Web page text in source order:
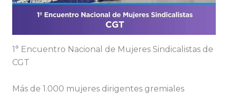
1° Encuentro Nacional de Mujeres Sindicalistas de
CGT
Más de 1.000 mujeres dirigentes gremiales